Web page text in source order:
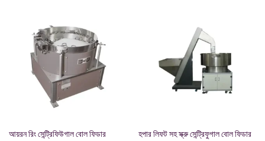
আয়রন রিং সেন্ট্রিফিউগাল বোল ফিডার হপার লিফট সহ স্ক্রু সেন্ট্রিফুগাল বোল ফিডার